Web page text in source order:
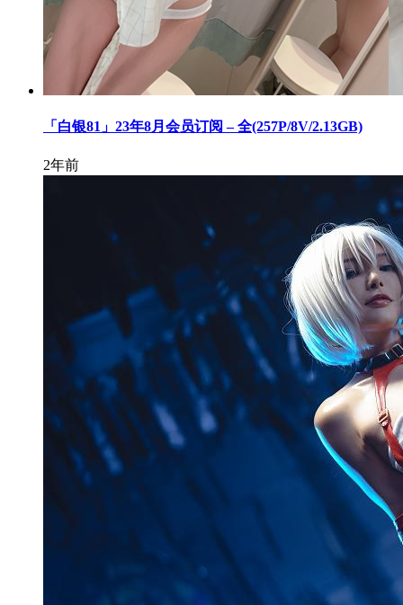
「白银81」23年8月会员订阅 – 全(257P/8V/2.13GB)
2年前